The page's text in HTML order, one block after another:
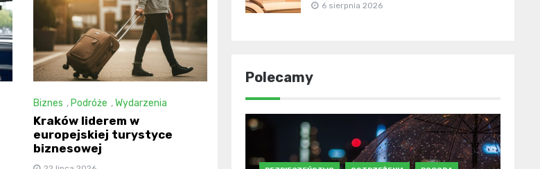
Biznes , Podróże ,Wydarzenia
Kraków liderem w
europejskiej turystyce
biznesowej
6 sierpnia 2026
Polecamy